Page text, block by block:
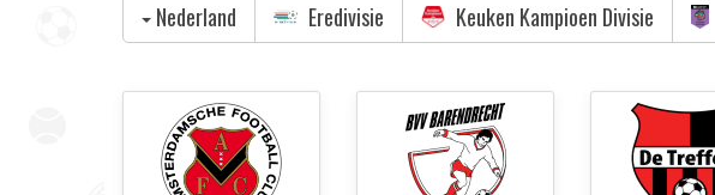
Nederland Eredivisie Keuken Kampioen Divisie